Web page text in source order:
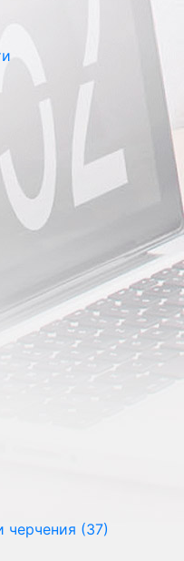
черчения (37)